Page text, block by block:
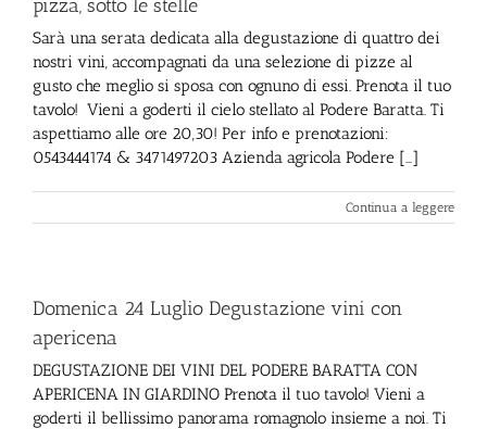
pizza, sotto le stelle
Sarà una serata dedicata alla degustazione di quattro dei
nostri vini, accompagnati da una selezione di pizze al
gusto che meglio si sposa con ognuno di essi. Prenota il tuo
tavolo! Vieni a goderti il cielo stellato al Podere Baratta. Ti
aspettiamo alle ore 20,30! Per info e prenotazioni:
0543444174 & 3471497203 Azienda agricola Podere [...]
Continua a leggere
Domenica 24 Luglio Degustazione vini con
apericena
DEGUSTAZIONE DEI VINI DEL PODERE BARATTA CON
APERICENA IN GIARDINO Prenota il tuo tavolo! Vieni a
goderti il bellissimo panorama romagnolo insieme a noi. Ti